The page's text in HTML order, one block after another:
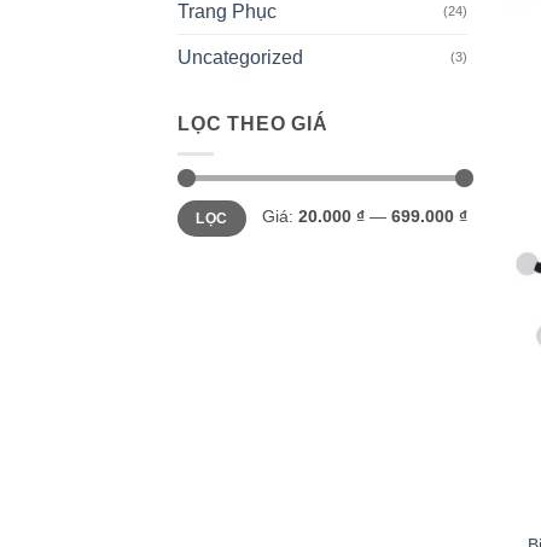
Trang Phục (24)
Uncategorized (3)
LỌC THEO GIÁ
Giá
tối
thiểu
Giá
tối
đa
LỌC Giá: 20.000 ₫ — 699.000 ₫